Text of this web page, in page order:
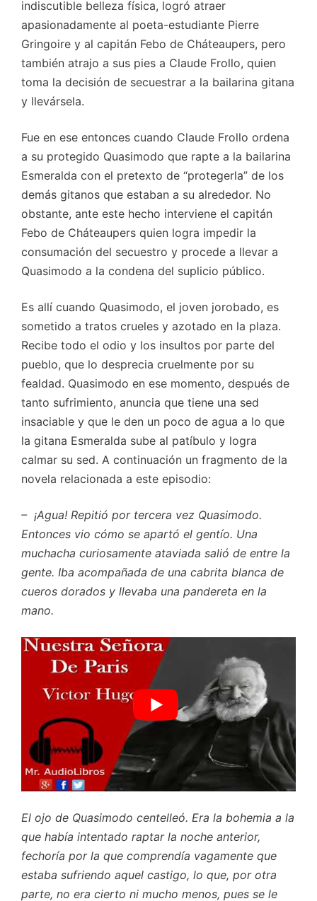
indiscutible belleza física, logró atraer
apasionadamente al poeta-estudiante Pierre
Gringoire y al capitán Febo de Cháteaupers, pero
también atrajo a sus pies a Claude Frollo, quien
toma la decisión de secuestrar a la bailarina gitana
y llevársela.
Fue en ese entonces cuando Claude Frollo ordena
a su protegido Quasimodo que rapte a la bailarina
Esmeralda con el pretexto de “protegerla” de los
demás gitanos que estaban a su alrededor. No
obstante, ante este hecho interviene el capitán
Febo de Cháteaupers quien logra impedir la
consumación del secuestro y procede a llevar a
Quasimodo a la condena del suplicio público.
Es allí cuando Quasimodo, el joven jorobado, es
sometido a tratos crueles y azotado en la plaza.
Recibe todo el odio y los insultos por parte del
pueblo, que lo desprecia cruelmente por su
fealdad. Quasimodo en ese momento, después de
tanto sufrimiento, anuncia que tiene una sed
insaciable y que le den un poco de agua a lo que
la gitana Esmeralda sube al patíbulo y logra
calmar su sed. A continuación un fragmento de la
novela relacionada a este episodio:
– ¡Agua! Repitió por tercera vez Quasimodo.
Entonces vio cómo se apartó el gentío. Una
muchacha curiosamente ataviada salió de entre la
gente. Iba acompañada de una cabrita blanca de
cueros dorados y llevaba una pandereta en la
mano.
El ojo de Quasimodo centelleó. Era la bohemia a la
que había intentado raptar la noche anterior,
fechoría por la que comprendía vagamente que
estaba sufriendo aquel castigo, lo que, por otra
parte, no era cierto ni mucho menos, pues se le